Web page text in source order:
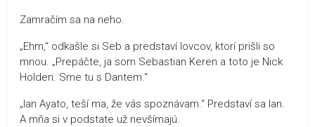
Zamračím sa na neho.
„Ehm,“ odkašle si Seb a predstaví lovcov, ktorí prišli so
mnou. „Prepáčte, ja som Sebastian Keren a toto je Nick
Holden. Sme tu s Dantem.“
„Ian Ayato, teší ma, že vás spoznávam.“ Predstaví sa Ian.
A mňa si v podstate už nevšímajú.